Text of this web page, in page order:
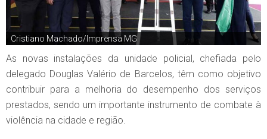
Cristiano Machado/Imprensa MG
As novas instalações da unidade policial, chefiada pelo
delegado Douglas Valério de Barcelos, têm como objetivo
contribuir para a melhoria do desempenho dos serviços
prestados, sendo um importante instrumento de combate à
violência na cidade e região.